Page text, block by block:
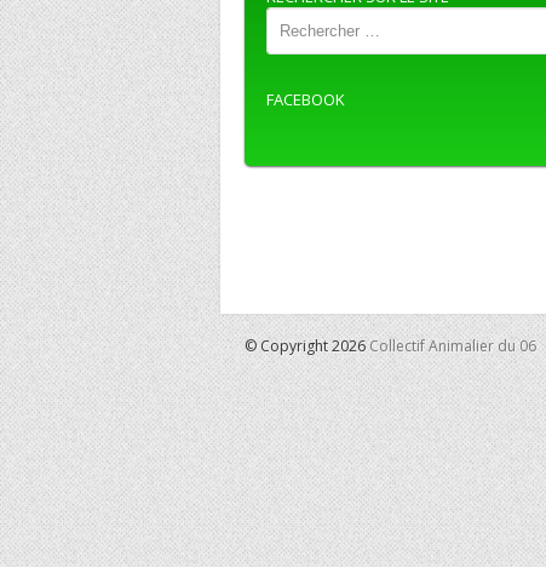
Recherche
FACEBOOK
© Copyright 2026Collectif Animalier du 06